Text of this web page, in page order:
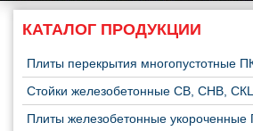
КАТАЛОГ ПРОДУКЦИИ
Плиты перекрытия многопустотные
Стойки железобетонные СВ, СНВ,
Плиты железобетонные